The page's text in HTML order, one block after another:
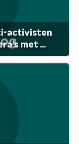
activisten
met ...